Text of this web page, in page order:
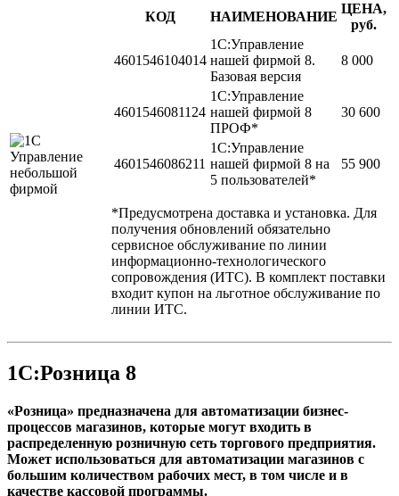
КОД НАИМЕНОВАНИЕ
ЦЕНА,
руб.
4601546104014
1С:Управление
нашей фирмой 8.
Базовая версия
8 000
4601546081124
1С:Управление
нашей фирмой 8
ПРОФ*
30 600
4601546086211
1С:Управление
нашей фирмой 8 на
5 пользователей*
55 900
*Предусмотрена доставка и установка. Для
получения обновлений обязательно
сервисное обслуживание по линии
информационно-технологического
сопровождения (ИТС). В комплект поставки
входит купон на льготное обслуживание по
линии ИТС.
1С:Розница 8
«Розница» предназначена для автоматизации бизнес-
процессов магазинов, которые могут входить в
распределенную розничную сеть торгового предприятия.
Может использоваться для автоматизации магазинов с
большим количеством рабочих мест, в том числе и в
качестве кассовой программы.